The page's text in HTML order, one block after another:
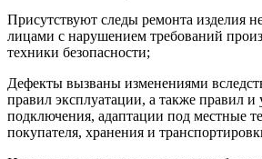
Присутствуют следы ремонта изделия
лицами с нарушением требований
техники безопасности;
Дефекты вызваны изменениями
правил эксплуатации, а также правил и
подключения, адаптации под местные
покупателя, хранения и